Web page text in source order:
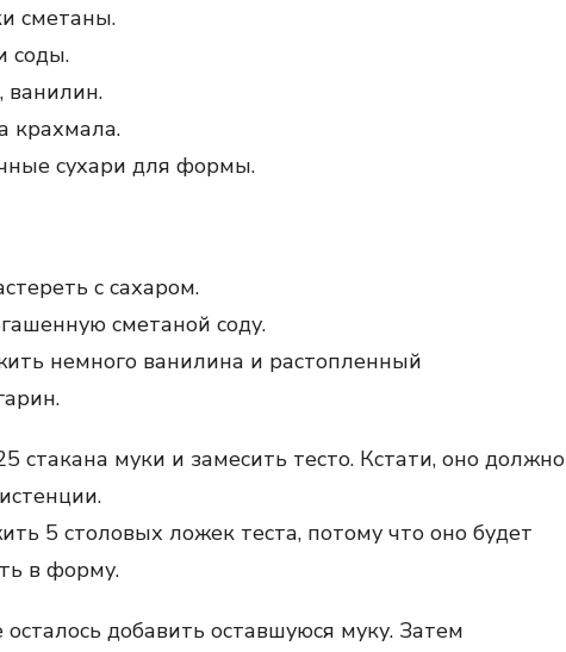
сметаны.
соды.
ванилин.
крахмала.
сухари для формы.
с сахаром.
сметаной соду.
немного ванилина и растопленный
стакана муки и замесить тесто. Кстати, оно должно
5 столовых ложек теста, потому что оно будет
в форму.
осталось добавить оставшуюся муку. Затем